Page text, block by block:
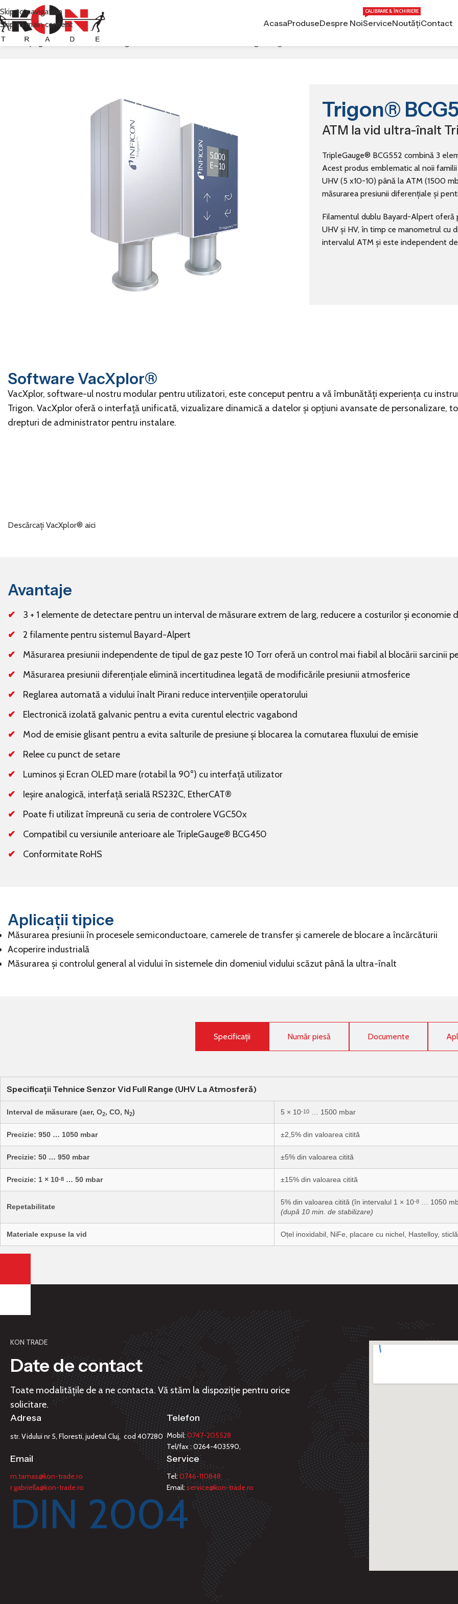
Skip to navigation
Skip to main content
AcasaProduseDespre NoiService
CALIBRARE & ÎNCHIRIERE
NoutățiContact
Prima pagină
Inficon Vacuum Gauges & Controllers
Trigon®
ATM la vid ultra-înalt
TripleGauge® BCG552 combină 3
Acest produs emblematic al noii
UHV (5 x10-10) până la ATM (1500
măsurarea presiunii diferențiale și
Filamentul dublu Bayard-Alpert
UHV și HV, în timp ce manometrul cu
intervalul ATM și este independent
Software VacXplor®
VacXplor, software-ul nostru modular pentru utilizatori, este conceput pentru a vă îmbunătăți experiența cu
Trigon. VacXplor oferă o interfață unificată, vizualizare dinamică a datelor și opțiuni avansate de personalizare,
drepturi de administrator pentru instalare.
Descărcați VacXplor® aici
Avantaje
3 + 1 elemente de detectare pentru un interval de măsurare extrem de larg, reducere a costurilor și economie
2 filamente pentru sistemul Bayard-Alpert
Măsurarea presiunii independente de tipul de gaz peste 10 Torr oferă un control mai fiabil al blocării sarcinii
Măsurarea presiunii diferențiale elimină incertitudinea legată de modificările presiunii atmosferice
Reglarea automată a vidului înalt Pirani reduce intervențiile operatorului
Electronică izolată galvanic pentru a evita curentul electric vagabond
Mod de emisie glisant pentru a evita salturile de presiune și blocarea la comutarea fluxului de emisie
Relee cu punct de setare
Luminos și Ecran OLED mare (rotabil la 90°) cu interfață utilizator
Ieșire analogică, interfață serială RS232C, EtherCAT®
Poate fi utilizat împreună cu seria de controlere VGC50x
Compatibil cu versiunile anterioare ale TripleGauge® BCG450
Conformitate RoHS
Aplicații tipice
Măsurarea presiunii în procesele semiconductoare, camerele de transfer și camerele de blocare a încărcăturii
Acoperire industrială
Măsurarea și controlul general al vidului în sistemele din domeniul vidului scăzut până la ultra-înalt
Specificații Număr piesă Documente
Specificații Tehnice Senzor Vid Full Range (UHV La Atmosferă)
Interval de măsurare (aer, O2, CO, N2) 5 × 10-10 … 1500 mbar
Precizie: 950 … 1050 mbar ±2,5% din valoarea citită
Precizie: 50 … 950 mbar ±5% din valoarea citită
Precizie: 1 × 10-8 … 50 mbar ±15% din valoarea citită
Repetabilitate
5% din valoarea citită (în intervalul 1 × 10-8 … 1050
(după 10 min. de stabilizare)
Materiale expuse la vid Oțel inoxidabil, NiFe, placare cu nichel, Hastelloy,
KON TRADE
Date de contact
Toate modalitățile de a ne contacta. Vă stăm la dispoziție pentru orice
solicitare.
Adresa
str. Vidului nr 5, Floresti, judetul Cluj, cod 407280
Telefon
Mobil:0747-205528
Tel/fax : 0264-403590,
Email
m.tamas@kon-trade.ro
r.gabriella@kon-trade.ro
Service
Tel:0746-110848
Email: service@kon-trade.ro
DIN 2004